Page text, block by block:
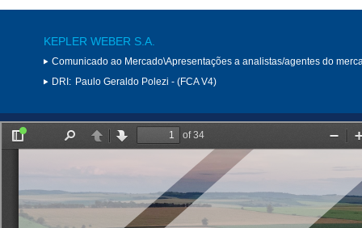
KEPLER WEBER S.A.
Comunicado ao Mercado\Apresentações a analistas/agentes do
DRI: Paulo Geraldo Polezi - (FCA V4)